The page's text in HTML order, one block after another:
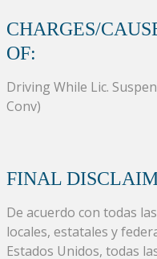
CHARGES/
OF:
Driving While Lic.
Conv)
FINAL
De acuerdo con todas
locales, estatales y
Estados Unidos, todas